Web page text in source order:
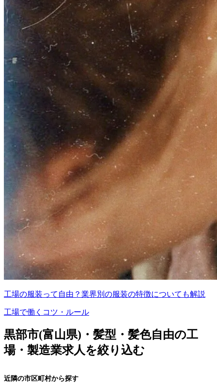
工場の服装って自由？業界別の服装の特徴についても解説
工場で働くコツ・ルール
黒部市(富山県)・髪型・髪色自由の工
場・製造業求人を絞り込む
近隣の市区町村から探す